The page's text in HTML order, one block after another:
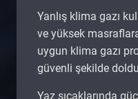
Yanlış klima gazı
ve yüksek
uygun klima gazı
güvenli şekilde
Yaz sıcaklarında